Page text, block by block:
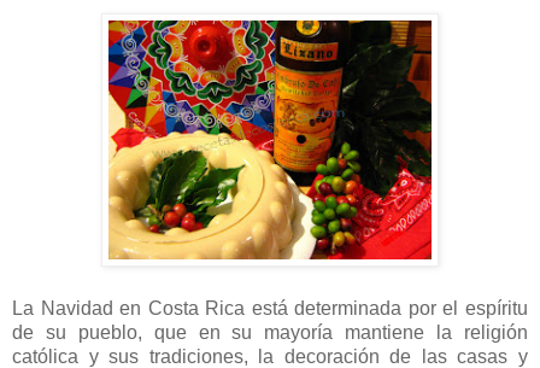
La Navidad en Costa Rica está determinada por el espíritu
de su pueblo, que en su mayoría mantiene la religión
católica y sus tradiciones, la decoración de las casas y